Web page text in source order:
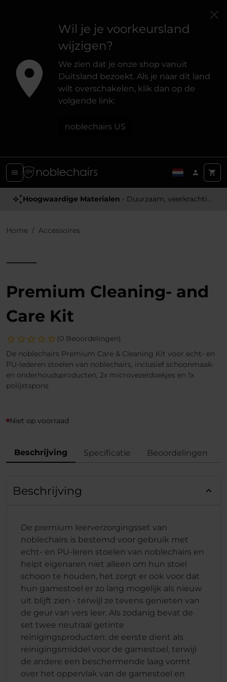
Wil je je voorkeursland
wijzigen?
We zien dat je onze shop vanuit
Duitsland bezoekt. Als je naar dit land
wilt overschakelen, klik dan op de
volgende link:
noblechairs US
Hoogwaardige Materialen - Duurzaam, veerkrachtig en aangenaam
Home Accessoires
Premium Cleaning- and
Care Kit
(0 Beoordelingen)
De noblechairs Premium Care & Cleaning Kit voor echt- en
PU-lederen stoelen van noblechairs, inclusief schoonmaak-
en onderhoudsproducten, 2x microvezeldoekjes en 1x
polijstspons
Niet op voorraad
Beschrijving Specificatie Beoordelingen
Beschrijving
De premium leerverzorgingsset van
noblechairs is bestemd voor gebruik met
echt- en PU-leren stoelen van noblechairs en
helpt eigenaren niet alleen om hun stoel
schoon te houden, het zorgt er ook voor dat
hun gamestoel er zo lang mogelijk als nieuw
uit blijft zien - terwijl ze tevens genieten van
de geur van vers leer. Als zodanig bevat de
set twee neutraal getinte
reinigingsproducten: de eerste dient als
reinigingsmiddel voor de gamestoel, terwijl
de andere een beschermende laag vormt
over het oppervlak van de gamestoel en